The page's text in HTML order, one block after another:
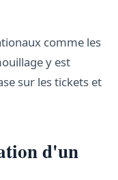
comme les
y est
sur les tickets et
d'un